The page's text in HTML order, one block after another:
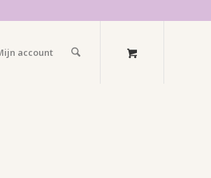
account